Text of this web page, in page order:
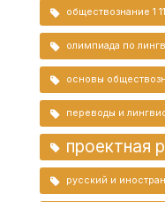
обществознание 1
олимпиада по
основы
переводы и
проектная
русский и